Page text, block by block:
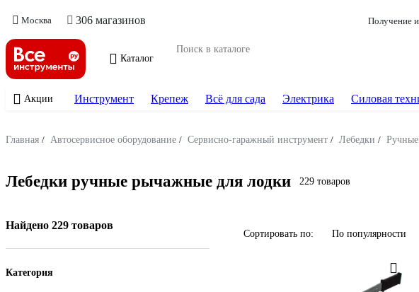
Москва 306 магазинов Получение
Каталог
Акции Инструмент Крепеж Всё для сада Электрика Силовая
Главная / Автосервисное оборудование / Сервисно-гаражный инструмент / Лебедки / Ручные
Лебедки ручные рычажные для лодки 229 товаров
Найдено 229 товаров
Категория
Сортировать по: По популярности